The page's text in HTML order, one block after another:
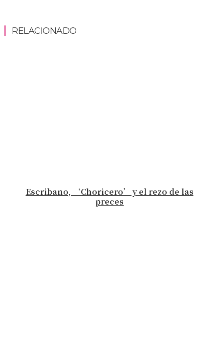
RELACIONADO
Escribano, ‘Choricero’ y el rezo de las
preces